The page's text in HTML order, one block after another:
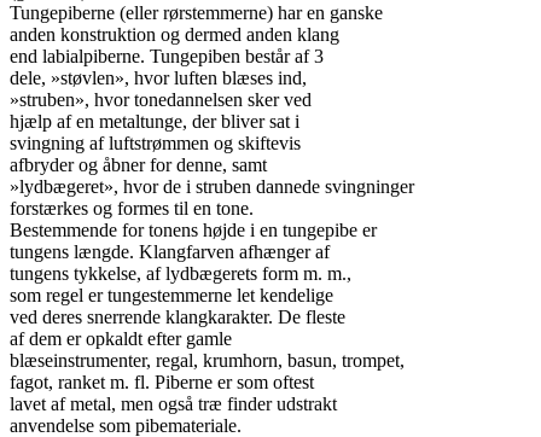
Tungepiberne (eller rørstemmerne) har en ganske
anden konstruktion og dermed anden klang
end labialpiberne. Tungepiben består af 3
dele, »støvlen», hvor luften blæses ind,
»struben», hvor tonedannelsen sker ved
hjælp af en metaltunge, der bliver sat i
svingning af luftstrømmen og skiftevis
afbryder og åbner for denne, samt
»lydbægeret», hvor de i struben dannede svingninger
forstærkes og formes til en tone.
Bestemmende for tonens højde i en tungepibe er
tungens længde. Klangfarven afhænger af
tungens tykkelse, af lydbægerets form m. m.,
som regel er tungestemmerne let kendelige
ved deres snerrende klangkarakter. De fleste
af dem er opkaldt efter gamle
blæseinstrumenter, regal, krumhorn, basun, trompet,
fagot, ranket m. fl. Piberne er som oftest
lavet af metal, men også træ finder udstrakt
anvendelse som pibemateriale.